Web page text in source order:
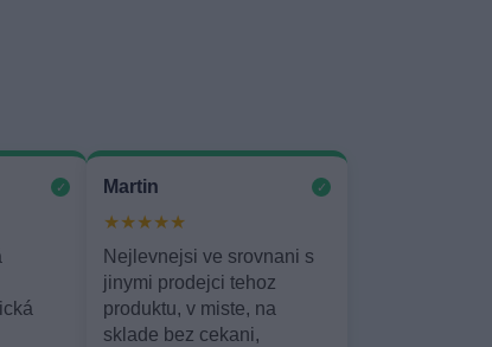
✓ Martin ✓
★★★★★
Nejlevnejsi ve srovnani s
jinymi prodejci tehoz
produktu, v miste, na
sklade bez cekani,